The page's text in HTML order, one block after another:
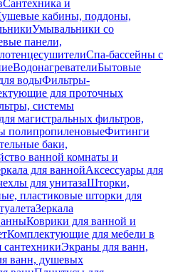
Сантехника и
кабины, поддоны,
Умывальники со
панели,
Спа-бассейны с
ВодонагревателиБытовые
водыФильтры-
для проточных
системы
магистральных фильтров,
полипропиленовыеФитинги
баки,
ванной комнаты и
для ваннойАксессуары для
для унитазаШторки,
пластиковые шторки для
Зеркала
Коврики для ванной и
Комплектующие для мебели в
Экраны для ванн,
ванн, душевых